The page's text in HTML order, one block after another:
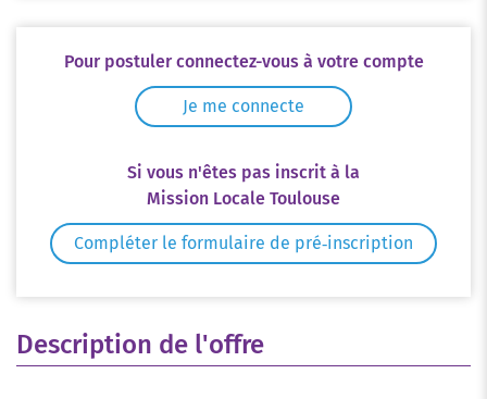
Description de l'offre
Pour postuler connectez-vous à votre compte
Je me connecte
Si vous n'êtes pas inscrit à la
Mission Locale Toulouse
Compléter le formulaire de pré‑inscription